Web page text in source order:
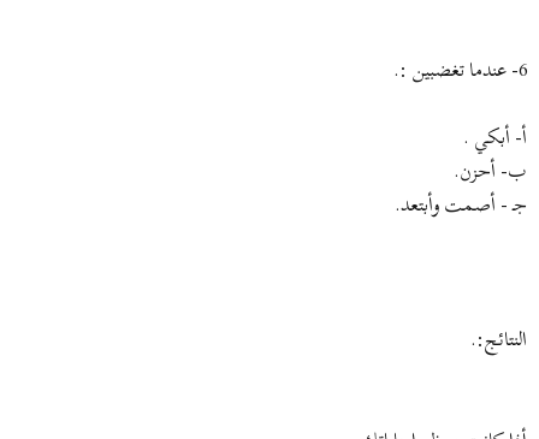
6- عندما تغضبين :.
أ- أبكي .
ب- أحزن.
جـ - أصمت وأبتعد.
النتائج:.